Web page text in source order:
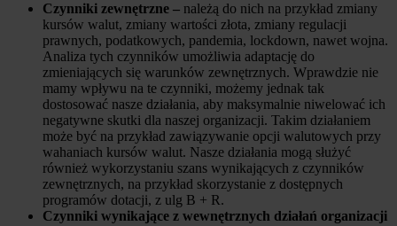
Czynniki zewnętrzne – należą do nich na przykład zmiany
kursów walut, zmiany wartości złota, zmiany regulacji
prawnych, podatkowych, pandemia, lockdown, nawet wojna.
Analiza tych czynników umożliwia adaptację do
zmieniających się warunków zewnętrznych. Wprawdzie nie
mamy wpływu na te czynniki, możemy jednak tak
dostosować nasze działania, aby maksymalnie niwelować ich
negatywne skutki dla naszej organizacji. Takim działaniem
może być na przykład zawiązywanie opcji walutowych przy
wahaniach kursów walut. Nasze działania mogą służyć
również wykorzystaniu szans wynikających z czynników
zewnętrznych, na przykład skorzystanie z dostępnych
programów dotacji, z ulg B + R.
Czynniki wynikające z wewnętrznych działań organizacji